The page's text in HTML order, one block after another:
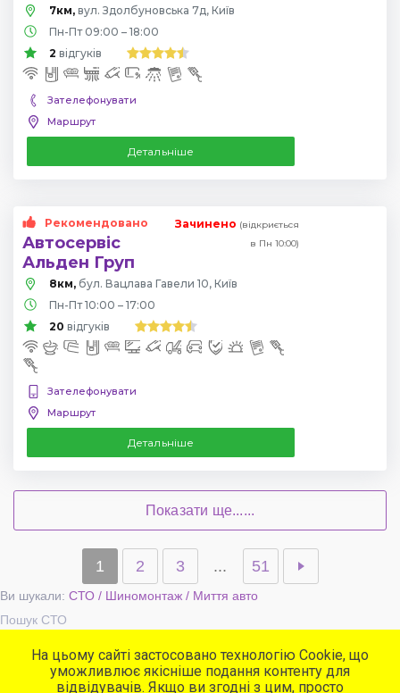
7км, вул. Здолбуновська 7д, Київ
Пн-Пт 09:00 – 18:00
2 відгуків
Зателефонувати
Маршрут
Детальніше
Рекомендовано
Автосервіс
Альден Груп
Зачинено (відкриється
в Пн 10:00)
8км, бул. Вацлава Гавели 10, Київ
Пн-Пт 10:00 – 17:00
20 відгуків
Зателефонувати
Маршрут
Детальніше
Показати ще......
1 2 3 ... 51
Ви шукали: СТО / Шиномонтаж / Миття авто
Пошук СТО
Популярні сервіси
СТО
На цьому сайті застосовано технологію Cookie, що
уможливлює якісніше подання контенту для
відвідувачів. Якщо ви згодні з цим, просто